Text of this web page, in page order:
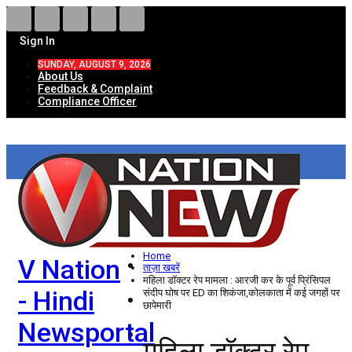
Sign In
SUNDAY, AUGUST 9, 2026
About Us
Feedback & Complaint
Compliance Officer
V Nation
- Hindi
Newsportal
HOME
ताज़ा खबरें
देश
विदेश
राज्य
उत्तर प्रदेश
Home
ताज़ा खबरें
महिला डॉक्टर रेप मामला : आरजी कर के पूर्व प्रिंसिपल
संदीप घोष पर ED का शिकंजा,कोलकाता में कई जगहों पर
छापेमारी